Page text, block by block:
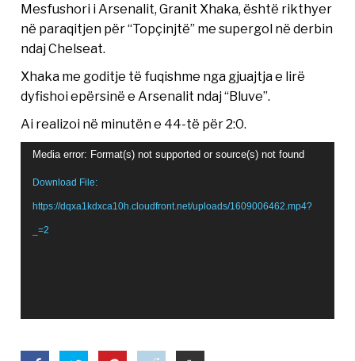
Mesfushori i Arsenalit, Granit Xhaka, është rikthyer
në paraqitjen për “Topçinjtë” me supergol në derbin
ndaj Chelseat.
Xhaka me goditje të fuqishme nga gjuajtja e lirë
dyfishoi epërsinë e Arsenalit ndaj “Bluve”.
Ai realizoi në minutën e 44-të për 2:0.
Video
Player
Media error: Format(s) not supported or source(s) not found
Download File:
https://dqxa1kdxca10h.cloudfront.net/uploads/1609006462.mp4?
_=2